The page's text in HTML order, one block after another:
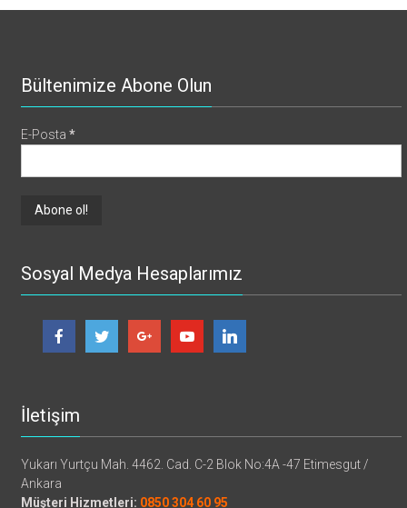
Bültenimize Abone Olun
E-Posta*
Sosyal Medya Hesaplarımız
İletişim
Yukarı Yurtçu Mah. 4462. Cad. C-2 Blok No:4A -47 Etimesgut /
Ankara
Müşteri Hizmetleri: 0850 304 60 95